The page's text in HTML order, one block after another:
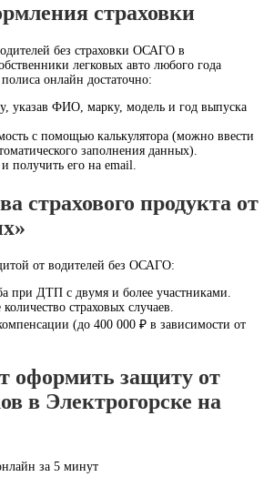
страховки
без страховки ОСАГО в
легковых авто любого года
онлайн достаточно:
указав ФИО, марку, модель и год выпуска
с помощью калькулятора (можно ввести
заполнения данных).
получить его на email.
страхового продукта от
от водителей без ОСАГО:
при ДТП с двумя и более участниками.
страховых случаев.
(до 400 000 ₽ в зависимости от
оформить защиту от
в Электрогорске на
за 5 минут